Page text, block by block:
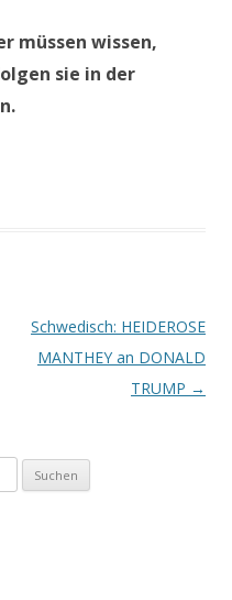
müssen wissen,
sie in der
Schwedisch: HEIDEROSE
MANTHEY an DONALD
TRUMP →